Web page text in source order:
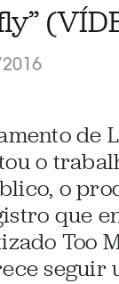
de
o
o
que
Too
seguir